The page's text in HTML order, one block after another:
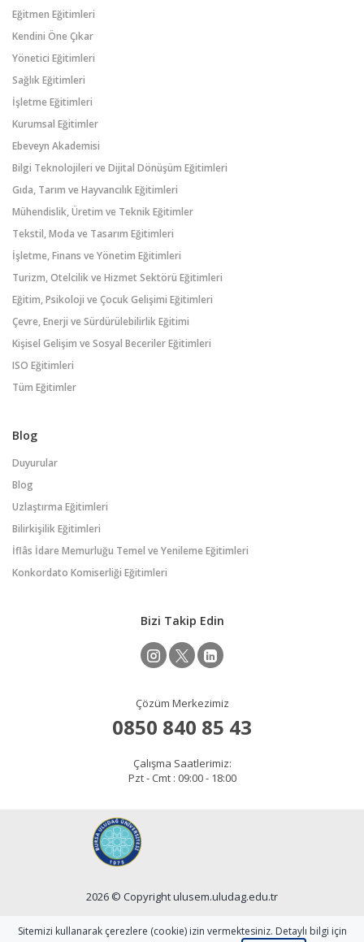
Eğitmen Eğitimleri
Kendini Öne Çıkar
Yönetici Eğitimleri
Sağlık Eğitimleri
İşletme Eğitimleri
Kurumsal Eğitimler
Ebeveyn Akademisi
Bilgi Teknolojileri ve Dijital Dönüşüm Eğitimleri
Gıda, Tarım ve Hayvancılık Eğitimleri
Mühendislik, Üretim ve Teknik Eğitimler
Tekstil, Moda ve Tasarım Eğitimleri
İşletme, Finans ve Yönetim Eğitimleri
Turizm, Otelcilik ve Hizmet Sektörü Eğitimleri
Eğitim, Psikoloji ve Çocuk Gelişimi Eğitimleri
Çevre, Enerji ve Sürdürülebilirlik Eğitimi
Kişisel Gelişim ve Sosyal Beceriler Eğitimleri
ISO Eğitimleri
Tüm Eğitimler
Blog
Duyurular
Blog
Uzlaştırma Eğitimleri
Bilirkişilik Eğitimleri
İflâs İdare Memurluğu Temel ve Yenileme Eğitimleri
Konkordato Komiserliği Eğitimleri
Bizi Takip Edin
Çözüm Merkezimiz
0850 840 85 43
Çalışma Saatlerimiz:
Pzt - Cmt : 09:00 - 18:00
2026 © Copyright ulusem.uludag.edu.tr
Sitemizi kullanarak çerezlere (cookie) izin vermektesiniz. Detaylı bilgi için